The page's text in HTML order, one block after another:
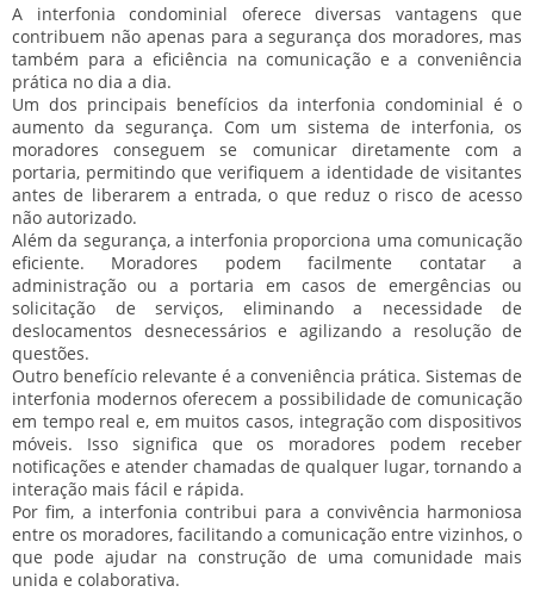
A interfonia condominial oferece diversas vantagens que
contribuem não apenas para a segurança dos moradores, mas
também para a eficiência na comunicação e a conveniência
prática no dia a dia.
Um dos principais benefícios da interfonia condominial é o
aumento da segurança. Com um sistema de interfonia, os
moradores conseguem se comunicar diretamente com a
portaria, permitindo que verifiquem a identidade de visitantes
antes de liberarem a entrada, o que reduz o risco de acesso
não autorizado.
Além da segurança, a interfonia proporciona uma comunicação
eficiente. Moradores podem facilmente contatar a
administração ou a portaria em casos de emergências ou
solicitação de serviços, eliminando a necessidade de
deslocamentos desnecessários e agilizando a resolução de
questões.
Outro benefício relevante é a conveniência prática. Sistemas de
interfonia modernos oferecem a possibilidade de comunicação
em tempo real e, em muitos casos, integração com dispositivos
móveis. Isso significa que os moradores podem receber
notificações e atender chamadas de qualquer lugar, tornando a
interação mais fácil e rápida.
Por fim, a interfonia contribui para a convivência harmoniosa
entre os moradores, facilitando a comunicação entre vizinhos, o
que pode ajudar na construção de uma comunidade mais
unida e colaborativa.